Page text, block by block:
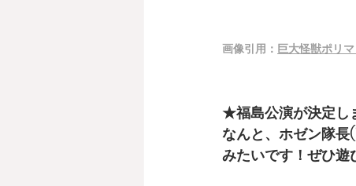
画像引用： 巨大怪獣ポリ
★福島公演が決定し
なんと、ホゼン隊
みたいです！ぜひ遊